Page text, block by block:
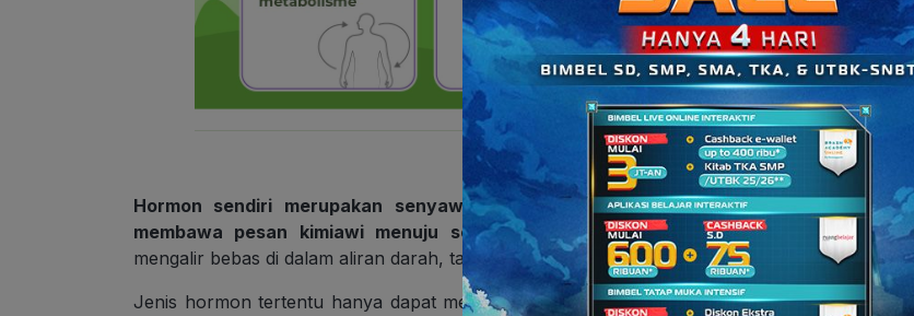
Hormon sendiri merupakan
senyawa organik di dalam aliran darah yang bergerak
membawa pesan kimiawi menuju sel-sel atau jaringan tubuh. Meskipun hormon ini
mengalir bebas di dalam aliran darah, tapi sifat kerja hormon itu spesifik, lho.
Jenis hormon tertentu hanya dapat mempengaruhi aktivitas kerja sel-sel target, jika sel-nya